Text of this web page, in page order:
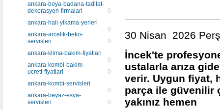
ankara-boya-badana-tadilat-
dekorasyon-firmalari
0
ankara-hali-yikama-yerleri
0
ankara-arcelik-beko-
servisleri
0
ankara-klima-bakim-fiyatlari
0
ankara-kombi-bakim-
ucreti-fiyatlari
0
ankara-kombi-servisleri
0
ankara-beyaz-esya-
servisleri
0
30 Nisan 2026
İncek'te
ustalarla arıza
verir. Uygun fiyat,
parça ile güvenilir
yakınız hemen